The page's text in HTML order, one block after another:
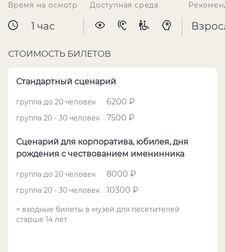
Время на осмотр
1 час
Доступная среда
СТОИМОСТЬ БИЛЕТОВ
Стандартный сценарий
группа до 20 человек 6200 ₽
группа 20 - 30 человек 7500 ₽
Сценарий для корпоратива, юбилея, дня
рождения с чествованием именинника
группа до 20 человек 8000 ₽
группа 20 - 30 человек 10300 ₽
+ входные билеты в музей для песетителей
старше 14 лет